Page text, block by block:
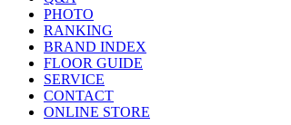
PHOTO
RANKING
BRAND INDEX
FLOOR GUIDE
SERVICE
CONTACT
ONLINE STORE